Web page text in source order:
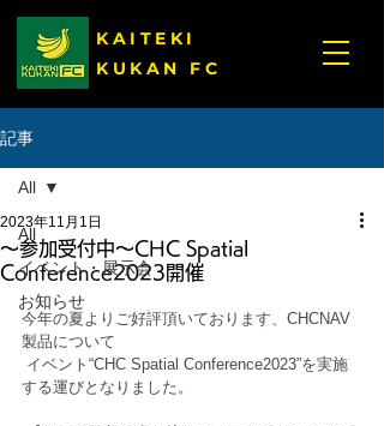
KAITEKI
KUKAN FC
記事
All
イベント・展示会
お知らせ
All
～参加受付中～CHC Spatial
Conference2023開催
2023年11月1日
今年の夏よりご好評頂いております、CHCNAV
製品について
する運びとなりました。